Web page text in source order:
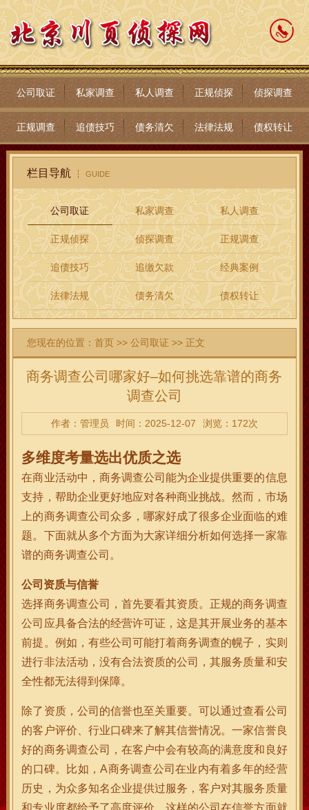
公司取证 私家调查 私人调查 正规侦探 侦探调查
正规调查 追债技巧 债务清欠 法律法规 债权转让
栏目导航 GUIDE
公司取证 私家调查 私人调查
正规侦探 侦探调查 正规调查
追债技巧 追缴欠款 经典案例
法律法规 债务清欠 债权转让
您现在的位置：首页 >>公司取证 >> 正文
商务调查公司哪家好–如何挑选靠谱的商务
调查公司
作者：管理员 时间：2025-12-07 浏览：172次
多维度考量选出优质之选
在商业活动中，商务调查公司能为企业提供重要的信息
支持，帮助企业更好地应对各种商业挑战。然而，市场
上的商务调查公司众多，哪家好成了很多企业面临的难
题。下面就从多个方面为大家详细分析如何选择一家靠
谱的商务调查公司。
公司资质与信誉
选择商务调查公司，首先要看其资质。正规的商务调查
公司应具备合法的经营许可证，这是其开展业务的基本
前提。例如，有些公司可能打着商务调查的幌子，实则
进行非法活动，没有合法资质的公司，其服务质量和安
全性都无法得到保障。
除了资质，公司的信誉也至关重要。可以通过查看公司
的客户评价、行业口碑来了解其信誉情况。一家信誉良
好的商务调查公司，在客户中会有较高的满意度和良好
的口碑。比如，A商务调查公司在业内有着多年的经营
历史，为众多知名企业提供过服务，客户对其服务质量
和专业度都给予了高度评价，这样的公司在信誉方面就